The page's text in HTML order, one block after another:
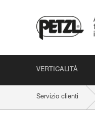
VERTICALITÀ
Servizio clienti